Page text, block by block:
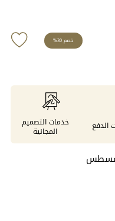
خصم 30%
الدفع خدمات التصميم
المجانية